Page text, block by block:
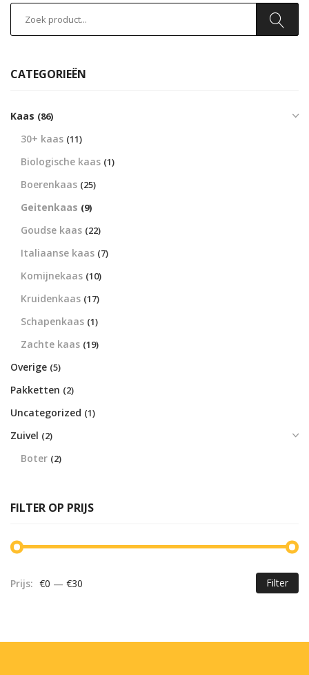
CATEGORIEËN
Kaas (86)
30+ kaas (11)
Biologische kaas (1)
Boerenkaas (25)
Geitenkaas (9)
Goudse kaas (22)
Italiaanse kaas (7)
Komijnekaas (10)
Kruidenkaas (17)
Schapenkaas (1)
Zachte kaas (19)
Overige (5)
Pakketten (2)
Uncategorized (1)
Zuivel (2)
Boter (2)
FILTER OP PRIJS
Filter
Prijs: €0 — €30